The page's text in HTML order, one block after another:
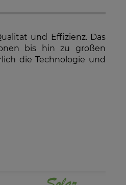
Hybrid-Netzwechselrichter
1.602,97 €
und Effizienz. Das
bis hin zu großen
die Technologie und